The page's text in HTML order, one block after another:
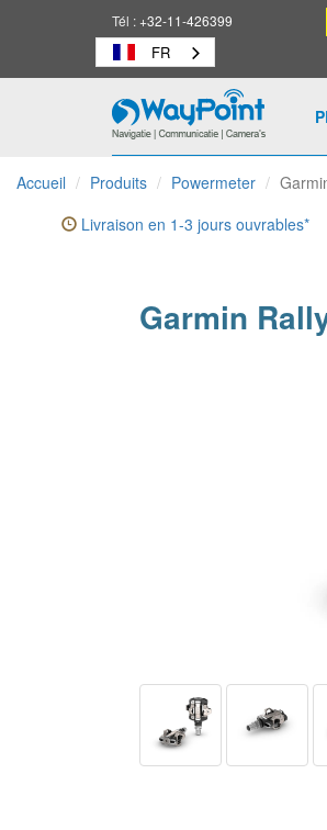
Tél :+32-11-426399
FR
Waypoint
vers
la
page
Accueil Produits Powermeter
Livraison en 1-3 jours ouvrables*
Garmin